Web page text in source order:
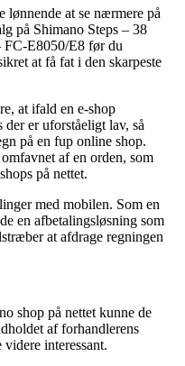
lønnende at se nærmere på
på Shimano Steps – 38
E8050/E8 før du
at få fat i den skarpeste
at ifald en e-shop
er uforståeligt lav, så
på en fup online shop.
af en orden, som
på nettet.
med mobilen. Som en
en afbetalingsløsning som
at afdrage regningen
shop på nettet kunne de
af forhandlerens
interessant.